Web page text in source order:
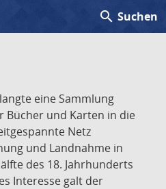
search Suchen
eine Sammlung
Bücher und Karten in die
Netz
und Landnahme in
des 18. Jahrhunderts
Interesse galt der